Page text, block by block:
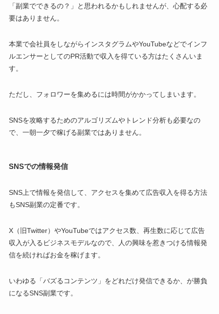
「副業でできるの？」と思われるかもしれませんが、心配する必
要はありません。
本業で会社員をしながらインスタグラムやYouTubeなどでインフ
ルエンサーとしてのPR活動で収入を得ている方はたくさんいま
す。
ただし、フォロワーを集めるには時間がかかってしまいます。
SNSを攻略するためのアルゴリズムやトレンド分析も必要なの
で、一朝一夕で稼げる副業ではありません。
SNSでの情報発信
SNS上で情報を発信して、アクセスを集めて広告収入を得る方法
もSNS副業の定番です。
X（旧Twitter）やYouTubeではアクセス数、再生数に応じて広告
収入が入るビジネスモデルなので、人の興味を惹きつける情報発
信を続ければお金を稼げます。
いわゆる「バズるコンテンツ」をどれだけ発信できるか、が勝負
になるSNS副業です。